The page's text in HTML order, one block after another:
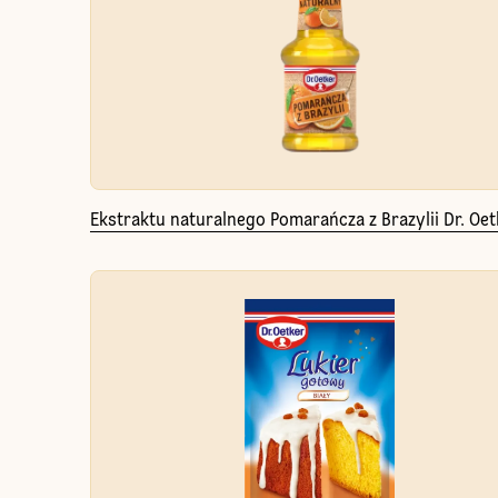
Ekstraktu naturalnego Pomarańcza z Brazylii Dr.